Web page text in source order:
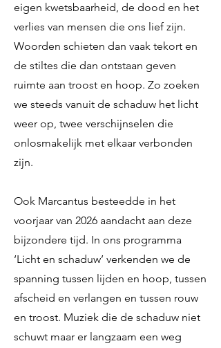
eigen kwetsbaarheid, de dood en het
verlies van mensen die ons lief zijn.
Woorden schieten dan vaak tekort en
de stiltes die dan ontstaan geven
ruimte aan troost en hoop. Zo zoeken
we steeds vanuit de schaduw het licht
weer op, twee verschijnselen die
onlosmakelijk met elkaar verbonden
zijn.
Ook Marcantus besteedde in het
voorjaar van 2026 aandacht aan deze
bijzondere tijd. In ons programma
‘Licht en schaduw’ verkenden we de
spanning tussen lijden en hoop, tussen
afscheid en verlangen en tussen rouw
en troost. Muziek die de schaduw niet
schuwt maar er langzaam een weg